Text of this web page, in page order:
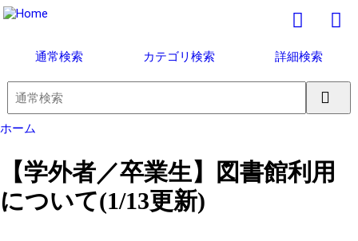
通常検索 カテゴリ検索 詳細検索
ホーム
【学外者／卒業生】図書館利用
について(1/13更新)